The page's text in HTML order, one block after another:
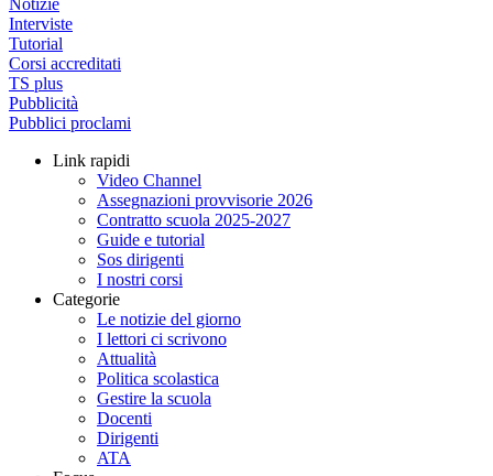
Notizie
Interviste
Tutorial
Corsi accreditati
TS plus
Pubblicità
Pubblici proclami
Link rapidi
Video Channel
Assegnazioni provvisorie 2026
Contratto scuola 2025-2027
Guide e tutorial
Sos dirigenti
I nostri corsi
Categorie
Le notizie del giorno
I lettori ci scrivono
Attualità
Politica scolastica
Gestire la scuola
Docenti
Dirigenti
ATA